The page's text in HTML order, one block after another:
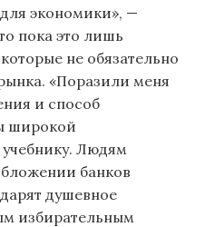
экономики», —
пока это лишь
не обязательно
«Поразили меня
и способ
широкой
Людям
банков
душевное
избирательным